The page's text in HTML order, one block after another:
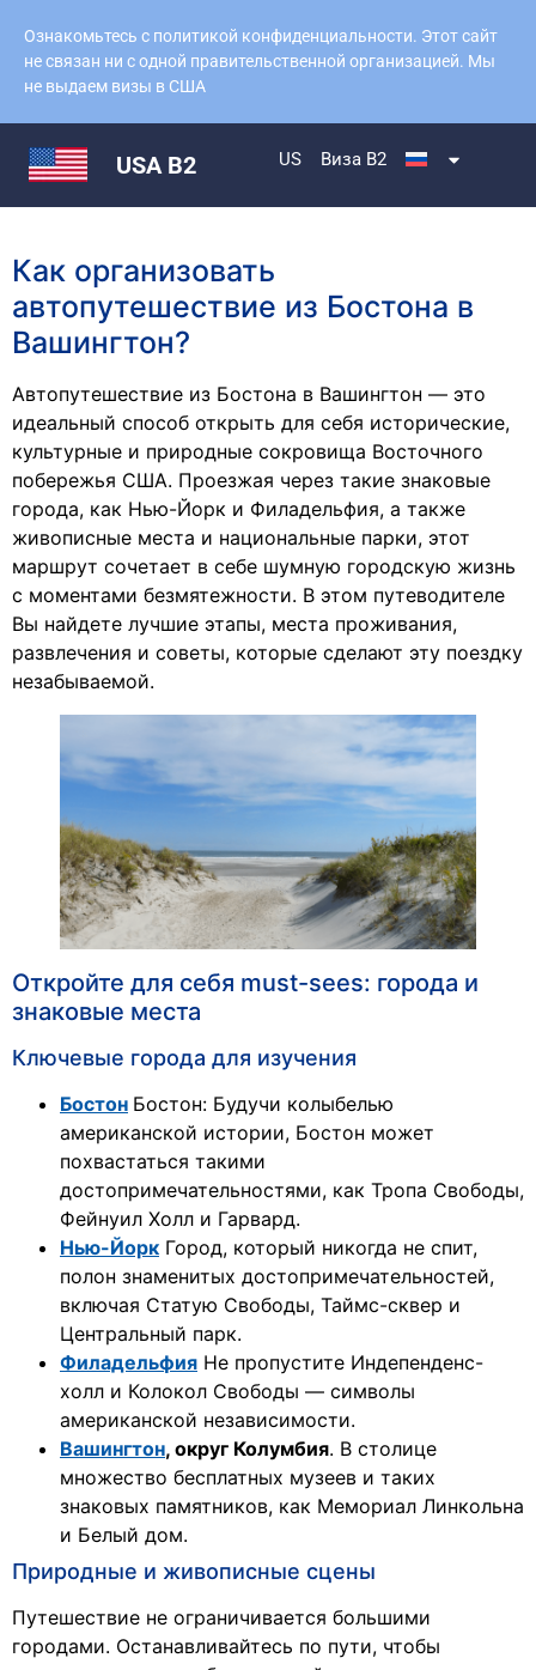
Ознакомьтесь с политикой конфиденциальности. Этот сайт
не связан ни с одной правительственной организацией. Мы
не выдаем визы в США
USA B2 US Виза B2
Как организовать
автопутешествие из Бостона в
Вашингтон?
Автопутешествие из Бостона в Вашингтон — это
идеальный способ открыть для себя исторические,
культурные и природные сокровища Восточного
побережья США. Проезжая через такие знаковые
города, как Нью-Йорк и Филадельфия, а также
живописные места и национальные парки, этот
маршрут сочетает в себе шумную городскую жизнь
с моментами безмятежности. В этом путеводителе
Вы найдете лучшие этапы, места проживания,
развлечения и советы, которые сделают эту поездку
незабываемой.
Откройте для себя must-sees: города и
знаковые места
Ключевые города для изучения
Бостон Бостон: Будучи колыбелью
американской истории, Бостон может
похвастаться такими
достопримечательностями, как Тропа Свободы,
Фейнуил Холл и Гарвард.
Нью-Йорк Город, который никогда не спит,
полон знаменитых достопримечательностей,
включая Статую Свободы, Таймс-сквер и
Центральный парк.
Филадельфия Не пропустите Индепенденс-
холл и Колокол Свободы — символы
американской независимости.
Вашингтон, округ Колумбия. В столице
множество бесплатных музеев и таких
знаковых памятников, как Мемориал Линкольна
и Белый дом.
Природные и живописные сцены
Путешествие не ограничивается большими
городами. Останавливайтесь по пути, чтобы